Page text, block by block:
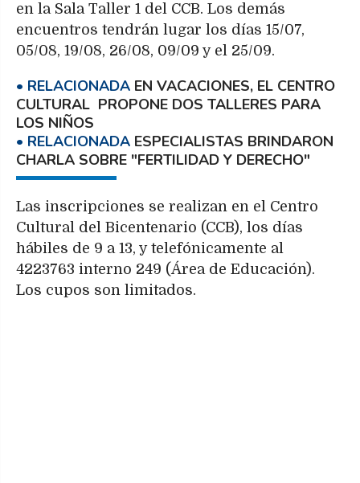
en la Sala Taller 1 del CCB. Los demás
encuentros tendrán lugar los días 15/07,
05/08, 19/08, 26/08, 09/09 y el 25/09.
EN VACACIONES, EL CENTRO
CULTURAL PROPONE DOS TALLERES PARA
LOS NIÑOS
ESPECIALISTAS BRINDARON
CHARLA SOBRE "FERTILIDAD Y DERECHO"
Las inscripciones se realizan en el Centro
Cultural del Bicentenario (CCB), los días
hábiles de 9 a 13, y telefónicamente al
4223763 interno 249 (Área de Educación).
Los cupos son limitados.